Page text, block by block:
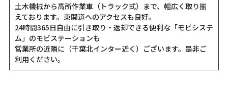
土木機械から高所作業車（トラック式）まで、幅広く取り揃
えております。東関道へのアクセスも良好。
24時間365日自由に引き取り・返却できる便利な「モビシステ
ム」のモビステーションも
営業所の近隣に（千葉北インター近く）ございます。是非ご
利用ください。